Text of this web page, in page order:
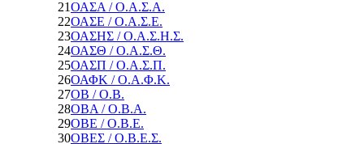
21ΟΑΣΑ / Ο.Α.Σ.Α.
22ΟΑΣΕ / Ο.Α.Σ.Ε.
23ΟΑΣΗΣ / Ο.Α.Σ.Η.Σ.
24ΟΑΣΘ / Ο.Α.Σ.Θ.
25ΟΑΣΠ / Ο.Α.Σ.Π.
26ΟΑΦΚ / Ο.Α.Φ.Κ.
27ΟΒ / Ο.Β.
28ΟΒΑ / Ο.Β.Α.
29ΟΒΕ / Ο.Β.Ε.
30ΟΒΕΣ / Ο.Β.Ε.Σ.